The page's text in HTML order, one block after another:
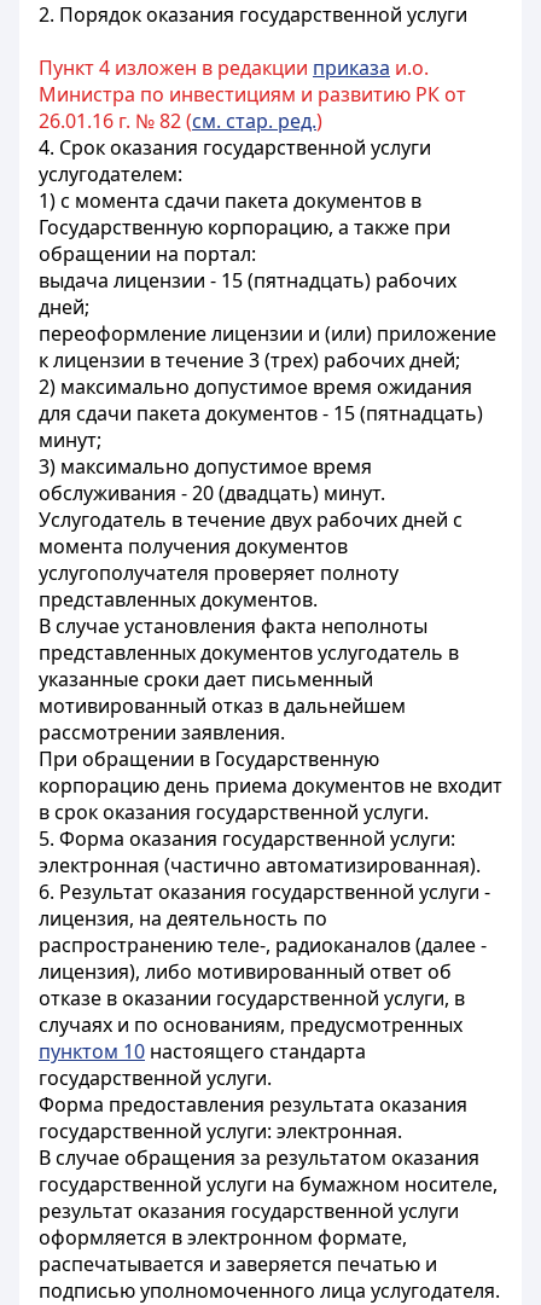
2. Порядок оказания государственной услуги
Пункт 4 изложен в редакции приказа и.о.
Министра по инвестициям и развитию РК от
26.01.16 г. № 82 (см. стар. ред.)
4. Срок оказания государственной услуги
услугодателем:
1) с момента сдачи пакета документов в
Государственную корпорацию, а также при
обращении на портал:
выдача лицензии - 15 (пятнадцать) рабочих
дней;
переоформление лицензии и (или) приложение
к лицензии в течение 3 (трех) рабочих дней;
2) максимально допустимое время ожидания
для сдачи пакета документов - 15 (пятнадцать)
минут;
3) максимально допустимое время
обслуживания - 20 (двадцать) минут.
Услугодатель в течение двух рабочих дней с
момента получения документов
услугополучателя проверяет полноту
представленных документов.
В случае установления факта неполноты
представленных документов услугодатель в
указанные сроки дает письменный
мотивированный отказ в дальнейшем
рассмотрении заявления.
При обращении в Государственную
корпорацию день приема документов не входит
в срок оказания государственной услуги.
5. Форма оказания государственной услуги:
электронная (частично автоматизированная).
6. Результат оказания государственной услуги -
лицензия, на деятельность по
распространению теле-, радиоканалов (далее -
лицензия), либо мотивированный ответ об
отказе в оказании государственной услуги, в
случаях и по основаниям, предусмотренных
пунктом 10 настоящего стандарта
государственной услуги.
Форма предоставления результата оказания
государственной услуги: электронная.
В случае обращения за результатом оказания
государственной услуги на бумажном носителе,
результат оказания государственной услуги
оформляется в электронном формате,
распечатывается и заверяется печатью и
подписью уполномоченного лица услугодателя.